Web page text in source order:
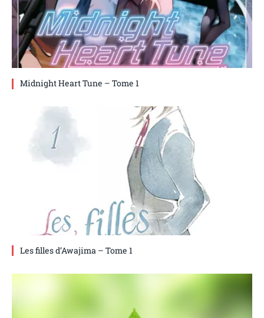
Midnight Heart Tune – Tome 1
Les filles d’Awajima – Tome 1